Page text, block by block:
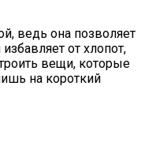
ведь она позволяет
от хлопот,
вещи, которые
на короткий